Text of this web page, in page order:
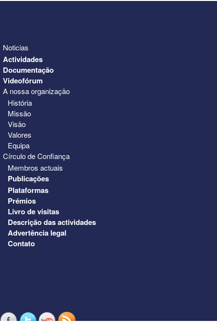
Noticias
Actividades
Documentação
Videofórum
A nossa organização
História
Missão
Visão
Valores
Equipa
Círculo de Confiança
Membros actuais
Publicações
Plataformas
Prémios
Livro de visitas
Descrição das actividades
Advertência legal
Contato